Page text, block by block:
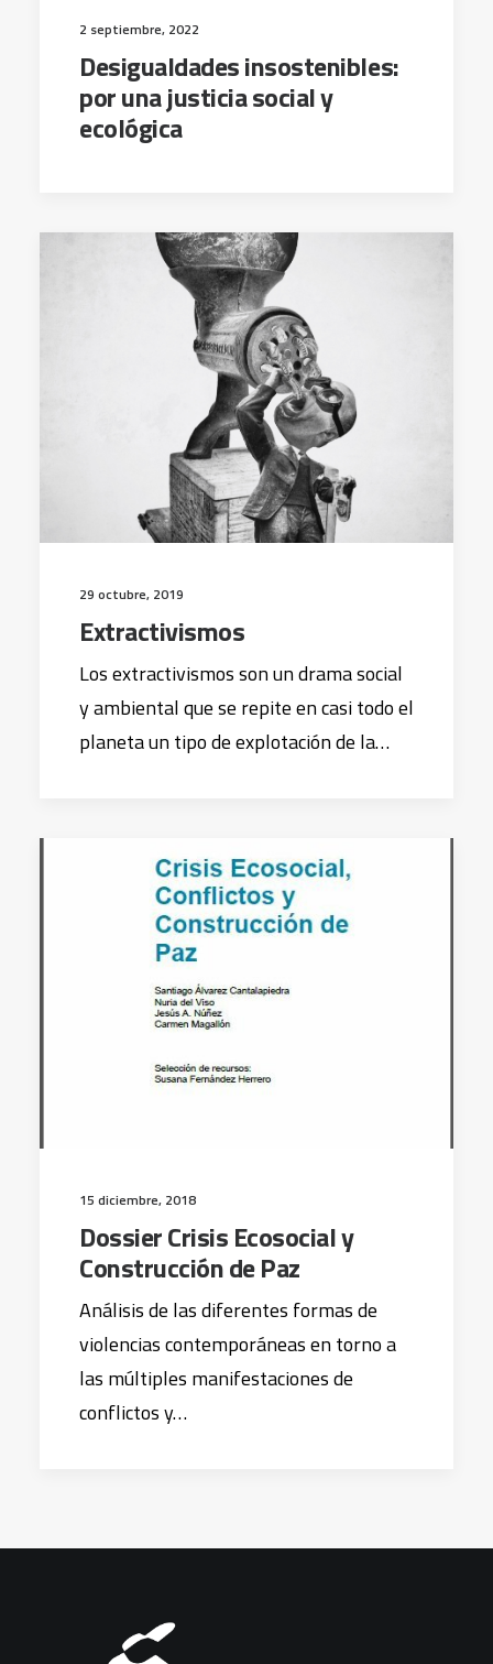
2 septiembre, 2022
Desigualdades insostenibles:
por una justicia social y
ecológica
29 octubre, 2019
Extractivismos
Los extractivismos son un drama social
y ambiental que se repite en casi todo el
planeta un tipo de explotación de la…
15 diciembre, 2018
Dossier Crisis Ecosocial y
Construcción de Paz
Análisis de las diferentes formas de
violencias contemporáneas en torno a
las múltiples manifestaciones de
conflictos y…